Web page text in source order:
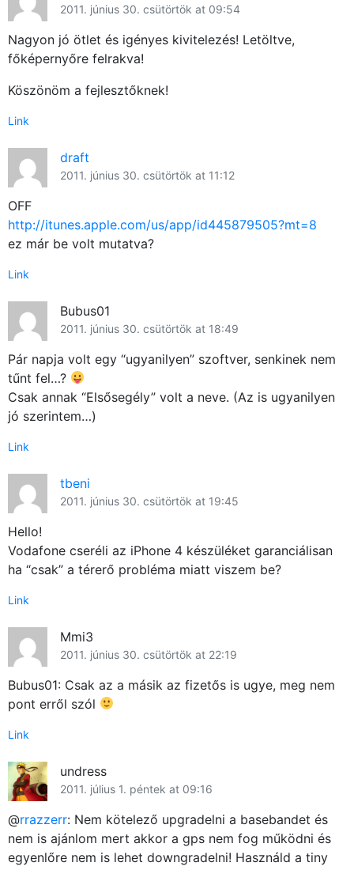
2011. június 30. csütörtök at 09:54
Nagyon jó ötlet és igényes kivitelezés! Letöltve,
főképernyőre felrakva!
Köszönöm a fejlesztőknek!
Link
draft
2011. június 30. csütörtök at 11:12
OFF
http://itunes.apple.com/us/app/id445879505?mt=8
ez már be volt mutatva?
Link
Bubus01
2011. június 30. csütörtök at 18:49
Pár napja volt egy “ugyanilyen” szoftver, senkinek nem
tűnt fel…?
Csak annak “Elsősegély” volt a neve. (Az is ugyanilyen
jó szerintem…)
Link
tbeni
2011. június 30. csütörtök at 19:45
Hello!
Vodafone cseréli az iPhone 4 készüléket garanciálisan
ha “csak” a térerő probléma miatt viszem be?
Link
Mmi3
2011. június 30. csütörtök at 22:19
Bubus01: Csak az a másik az fizetős is ugye, meg nem
pont erről szól
Link
undress
2011. július 1. péntek at 09:16
@rrazzerr: Nem kötelező upgradelni a basebandet és
nem is ajánlom mert akkor a gps nem fog működni és
egyenlőre nem is lehet downgradelni! Használd a tiny